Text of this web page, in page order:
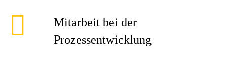
Mitarbeit bei der
Prozessentwicklung